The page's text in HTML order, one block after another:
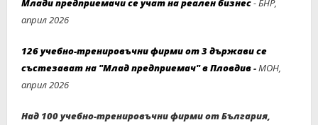
април 2026
126 учебно-тренировъчни фирми от 3 държави се
състезават на "Млад предприемач" в Пловдив-МОН,
април 2026
Над 100 учебно-тренировъчни фирми от България,